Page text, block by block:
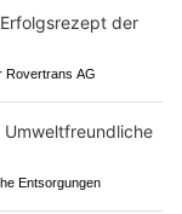
Rovertrans AG
Entsorgungen